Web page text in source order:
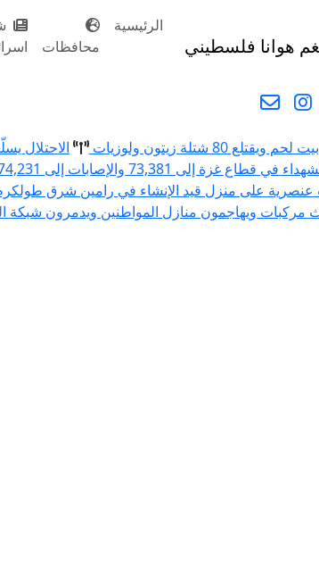
هوانا فلسطيني
الرئيسية
محافظات
الاحتلال
إلى 73,381 والإصابات إلى 174,231 منذ بدء العدوان
على منزل قيد الإنشاء في رامين شرق
ويهاجمون منازل المواطنين ويدمرون شبكة